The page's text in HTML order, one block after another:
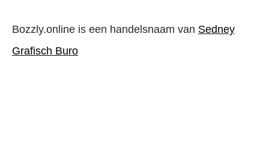
Bozzly.online is een handelsnaam van Sedney
Grafisch Buro